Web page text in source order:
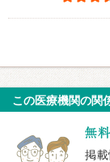
この医療機関の関
掲